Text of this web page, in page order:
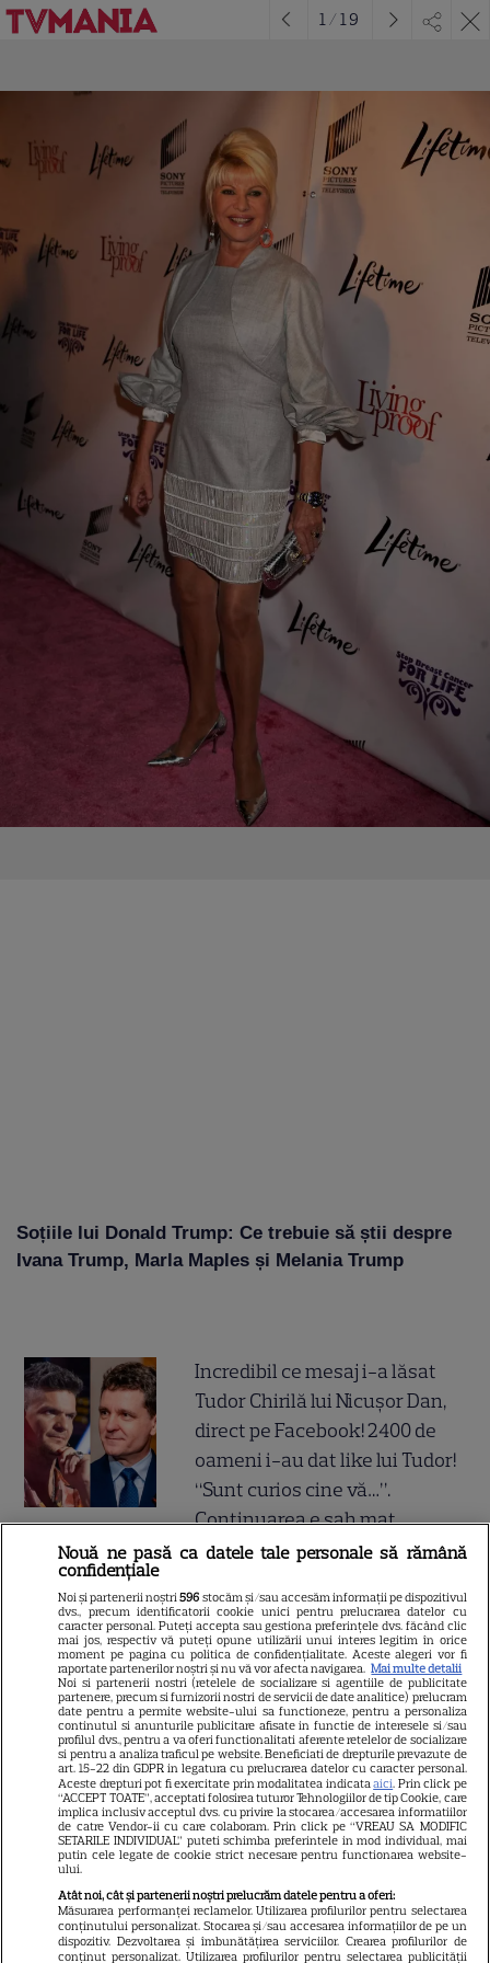
Soțiile lui Donald Trump: Ce trebuie să știi despre
Ivana Trump, Marla Maples și Melania Trump
1/19
Incredibil ce mesaj i-a lăsat
Tudor Chirilă lui Nicușor Dan,
direct pe Facebook! 2400 de
oameni i-au dat like lui Tudor!
“Sunt curios cine vă…”.
Continuarea e șah mat
Mirabela Grădinaru, dar asta
nu e tot! Surpriza uriașă din
declarația de avere! Da, scrie
negru pe alb! O cheamă…
Jorge, revoltat după ce și-a
găsit apartamentul de la mare
devastat. Ce au lăsat în urmă
turiștii este strigător la Cer
Fiul Deei și al lui Dinu Maxer a
Nouă ne pasă ca datele tale personale să rămână
confidențiale
Noi și partenerii noștri596 stocăm și/sau accesăm informații pe dispozitivul
dvs., precum identificatorii cookie unici pentru prelucrarea datelor cu
caracter personal. Puteți accepta sau gestiona preferințele dvs. făcând clic
mai jos, respectiv vă puteți opune utilizării unui interes legitim în orice
moment pe pagina cu politica de confidențialitate. Aceste alegeri vor fi
raportate partenerilor noștri și nu vă vor afecta navigarea. Mai multe detalii
Noi si partenerii nostri (retelele de socializare si agentiile de publicitate
partenere, precum si furnizorii nostri de servicii de date analitice) prelucram
date pentru a permite website-ului sa functioneze, pentru a personaliza
continutul si anunturile publicitare afisate in functie de interesele si/sau
profilul dvs., pentru a va oferi functionalitati aferente retelelor de socializare
si pentru a analiza traficul pe website. Beneficiati de drepturile prevazute de
art. 15-22 din GDPR in legatura cu prelucrarea datelor cu caracter personal.
Aceste drepturi pot fi exercitate prin modalitatea indicataaici. Prin click pe
“ACCEPT TOATE”, acceptati folosirea tuturor Tehnologiilor de tip Cookie, care
implica inclusiv acceptul dvs. cu privire la stocarea/accesarea informatiilor
de catre Vendor-ii cu care colaboram. Prin click pe “VREAU SA MODIFIC
SETARILE INDIVIDUAL” puteti schimba preferintele in mod individual, mai
putin cele legate de cookie strict necesare pentru functionarea website-
ului.
Atât noi, cât și partenerii noștri prelucrăm datele pentru a oferi:
Măsurarea performanței reclamelor. Utilizarea profilurilor pentru selectarea
conținutului personalizat. Stocarea și/sau accesarea informațiilor de pe un
dispozitiv. Dezvoltarea și îmbunătățirea serviciilor. Crearea profilurilor de
conținut personalizat. Utilizarea profilurilor pentru selectarea publicității